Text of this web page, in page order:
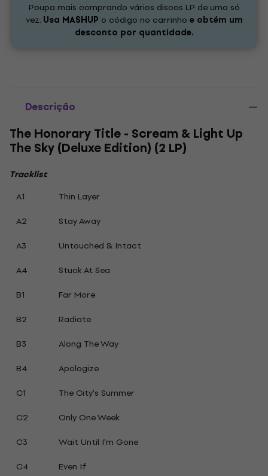
Poupa mais comprando vários discos LP de uma só
vez. Usa MASHUP o código no carrinho e obtém um
desconto por quantidade.
Descrição
The Honorary Title - Scream & Light Up
The Sky (Deluxe Edition) (2 LP)
Tracklist
A1
Thin Layer
A2
Stay Away
A3
Untouched & Intact
A4
Stuck At Sea
B1
Far More
B2
Radiate
B3
Along The Way
B4
Apologize
C1
The City's Summer
C2
Only One Week
C3
Wait Until I'm Gone
C4
Even If